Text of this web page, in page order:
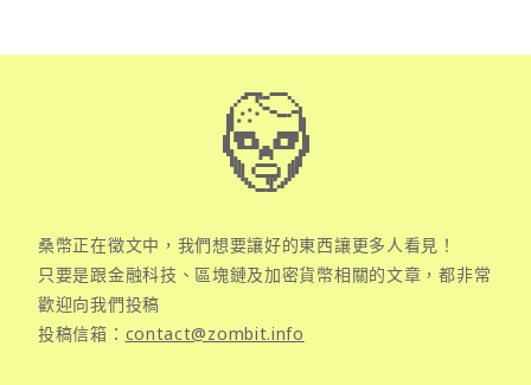
桑幣正在徵文中，我們想要讓好的東西讓更多人看見！
只要是跟金融科技、區塊鏈及加密貨幣相關的文章，都非常
歡迎向我們投稿
投稿信箱： contact@zombit.info